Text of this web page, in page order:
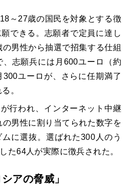
～27歳の国民を対象とする徴
できる。志願者で定員に達し
男性から抽選で招集する仕組
志願兵には月600ユーロ（約
ユーロが、さらに任期満了
。
行われ、インターネット中継
男性に割り当てられた数字を
に選抜。選ばれた300人のう
た64人が実際に徴兵された。
アの脅威」